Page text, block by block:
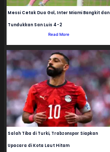
Messi Cetak Dua Gol, Inter Miami Bangkit dan
Tundukkan San Luis 4-2
Read More
Salah Tiba di Turki, Trabzonspor Siapkan
Upacara di Kota Laut Hitam